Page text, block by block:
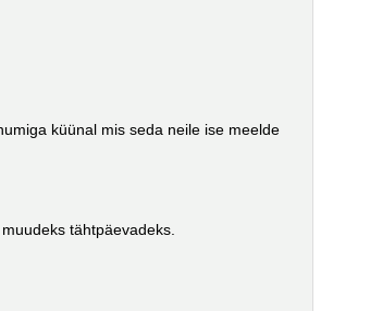
küünal mis seda neile ise meelde
tähtpäevadeks.